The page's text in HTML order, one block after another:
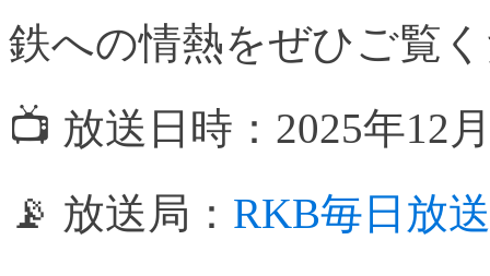
鉄への情熱をぜひご覧
📺 放送日時：2025年12
📡 放送局： RKB毎日放